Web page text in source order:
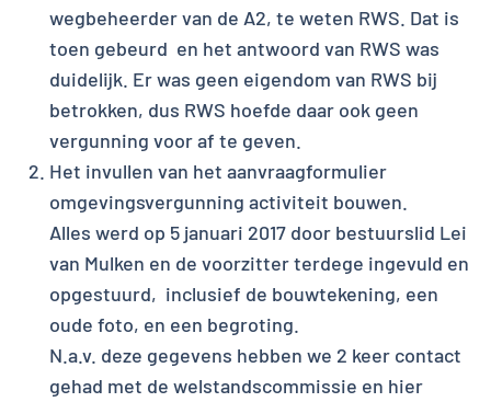
wegbeheerder van de A2, te weten RWS. Dat is
toen gebeurd en het antwoord van RWS was
duidelijk. Er was geen eigendom van RWS bij
betrokken, dus RWS hoefde daar ook geen
vergunning voor af te geven.
Het invullen van het aanvraagformulier
omgevingsvergunning activiteit bouwen.
Alles werd op 5 januari 2017 door bestuurslid Lei
van Mulken en de voorzitter terdege ingevuld en
opgestuurd, inclusief de bouwtekening, een
oude foto, en een begroting.
N.a.v. deze gegevens hebben we 2 keer contact
gehad met de welstandscommissie en hier